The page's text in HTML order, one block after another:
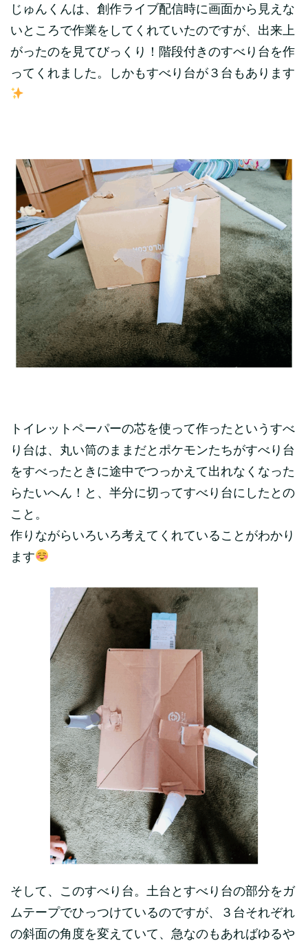
じゅんくんは、創作ライブ配信時に画面から見えな
いところで作業をしてくれていたのですが、出来上
がったのを見てびっくり！階段付きのすべり台を作
ってくれました。しかもすべり台が３台もあります
トイレットペーパーの芯を使って作ったというすべ
り台は、丸い筒のままだとポケモンたちがすべり台
をすべったときに途中でつっかえて出れなくなった
らたいへん！と、半分に切ってすべり台にしたとの
こと。
作りながらいろいろ考えてくれていることがわかり
ます
そして、このすべり台。土台とすべり台の部分をガ
ムテープでひっつけているのですが、３台それぞれ
の斜面の角度を変えていて、急なのもあればゆるや